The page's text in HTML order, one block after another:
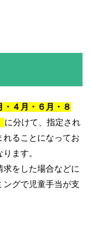
・４月・６月・８
に分けて、指定され
れることになってお
ます。
求をした場合などに
ングで児童手当が支